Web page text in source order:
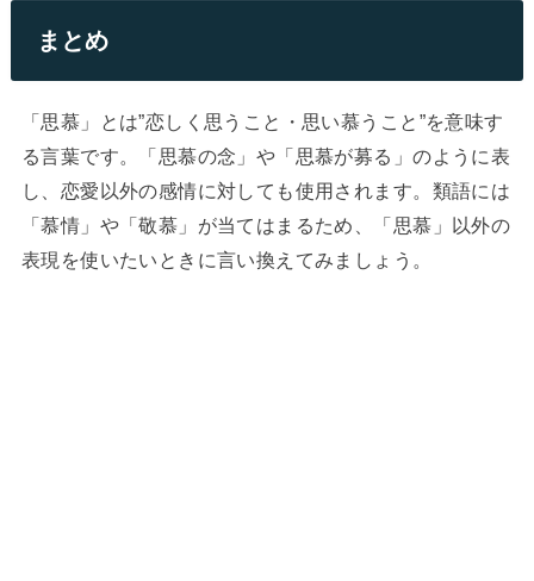
まとめ
「思慕」とは”恋しく思うこと・思い慕うこと”を意味す
る言葉です。「思慕の念」や「思慕が募る」のように表
し、恋愛以外の感情に対しても使用されます。類語には
「慕情」や「敬慕」が当てはまるため、「思慕」以外の
表現を使いたいときに言い換えてみましょう。